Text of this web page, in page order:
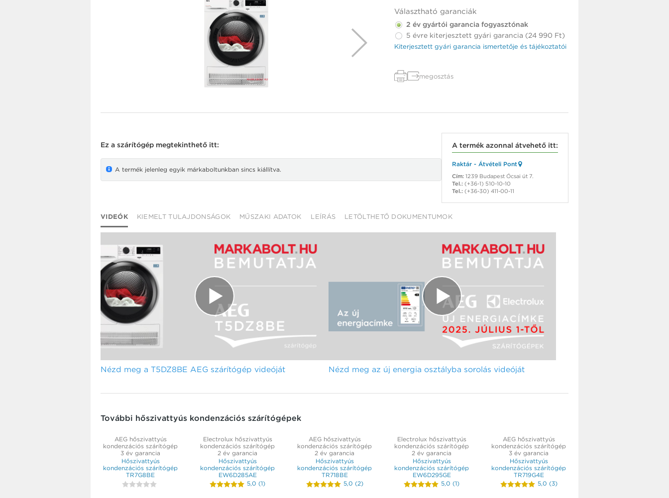
Választható garanciák
2 év gyártói garancia fogyasztónak
5 évre kiterjesztett gyári garancia (24 990 Ft)
Kiterjesztett gyári garancia ismertetője és tájékoztatói
megosztás
Ez a szárítógép megtekinthető itt:
A termék jelenleg egyik márkaboltunkban sincs kiállítva.
A termék azonnal átvehető itt:
Raktár - Átvételi Pont
Cím: 1239 Budapest Ócsai út 7.
Tel.: (+36-1) 510-10-10
Tel.: (+36-30) 411-00-11
VIDEÓK KIEMELT TULAJDONSÁGOK MŰSZAKI ADATOK LEÍRÁS LETÖLTHETŐ DOKUMENTUMOK
Nézd meg a T5DZ8BE AEG szárítógép videóját Nézd meg az új energia osztályba sorolás videóját
További hőszivattyús kondenzációs szárítógépek
AEG hőszivattyús
kondenzációs szárítógép
3 év garancia
Hőszivattyús
kondenzációs szárítógép
TR7G8BE
Electrolux hőszivattyús
kondenzációs szárítógép
2 év garancia
Hőszivattyús
kondenzációs szárítógép
EW6D285AE
5,0 (1)
AEG hőszivattyús
kondenzációs szárítógép
2 év garancia
Hőszivattyús
kondenzációs szárítógép
TR718BE
5,0 (2)
Electrolux hőszivattyús
kondenzációs szárítógép
2 év garancia
Hőszivattyús
kondenzációs szárítógép
EW6D295GE
5,0 (1)
AEG hőszivattyús
kondenzációs szárítógép
3 év garancia
Hőszivattyús
kondenzációs szárítógép
TR719G4E
5,0 (3)